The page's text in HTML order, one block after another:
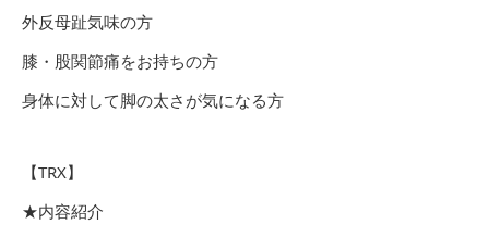
外反母趾気味の方
膝・股関節痛をお持ちの方
身体に対して脚の太さが気になる方
【TRX】
★内容紹介